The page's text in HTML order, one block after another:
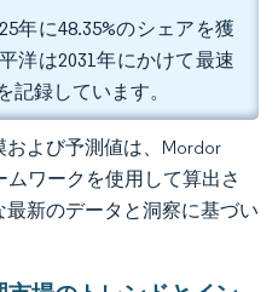
年に48.35%のシェアを獲
洋は2031年にかけて最速
記録しています。
よび予測値は、Mordor
ムワークを使用して算出さ
新のデータと洞察に基づい